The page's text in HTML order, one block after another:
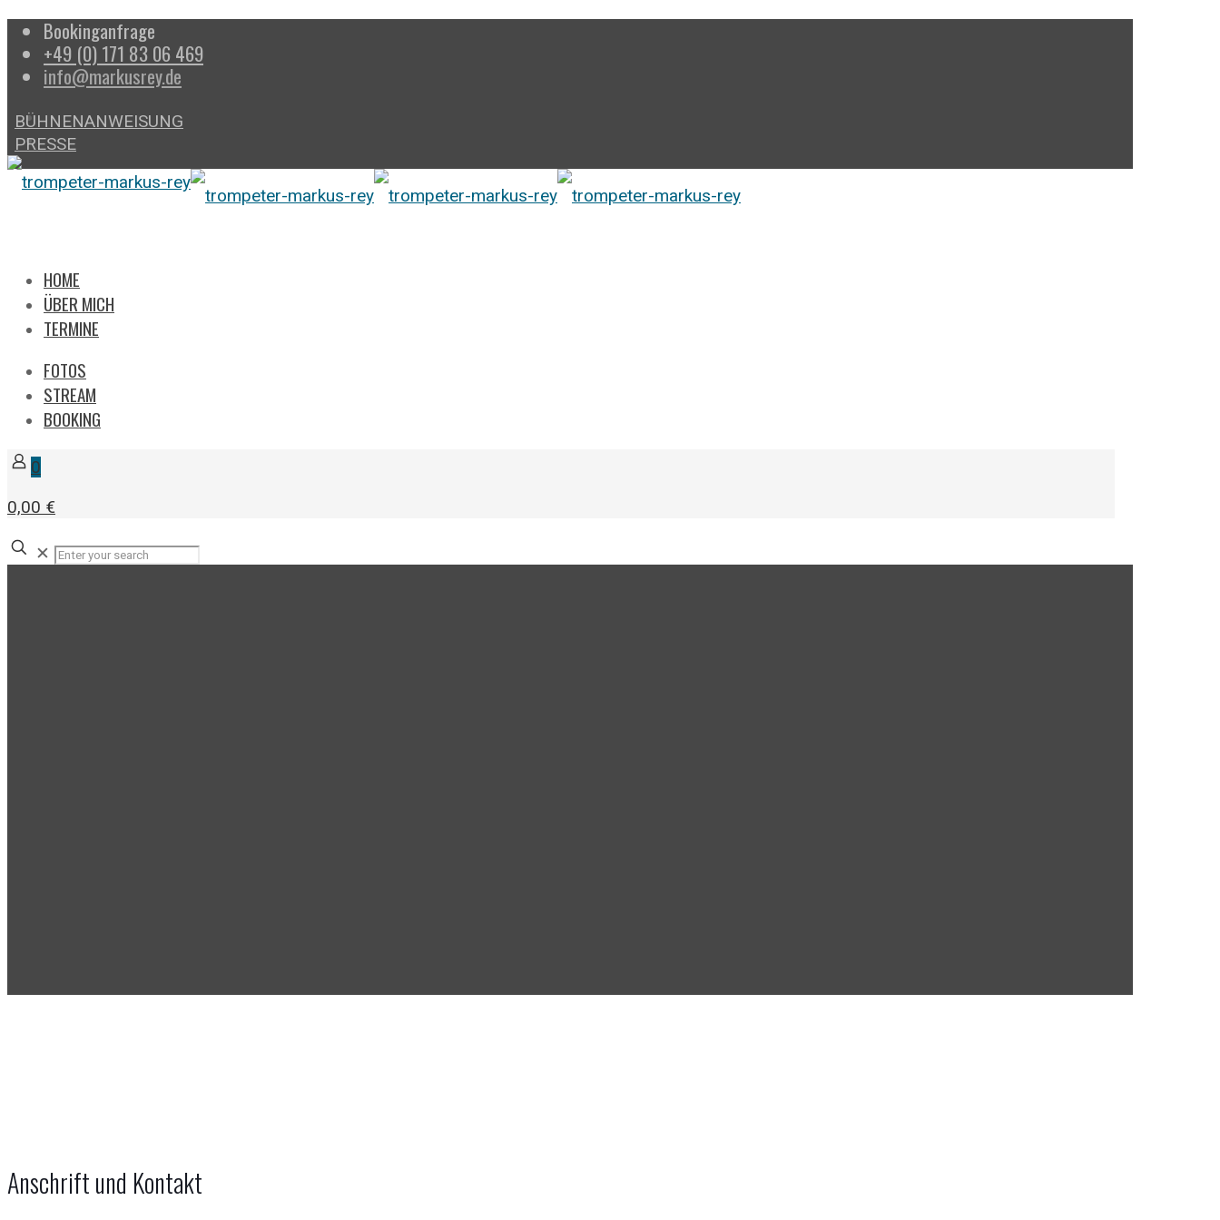
Bookinganfrage
+49 (0) 171 83 06 469
info@markusrey.de
BÜHNENANWEISUNG
PRESSE
HOME
ÜBER MICH
TERMINE
FOTOS
STREAM
BOOKING
0
0,00 €
✕
Anschrift und Kontakt